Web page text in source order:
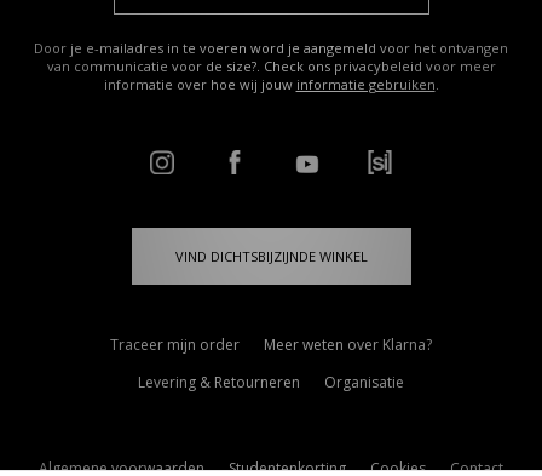
Door je e-mailadres in te voeren word je aangemeld voor het ontvangen
van communicatie voor de size?. Check ons privacybeleid voor meer
informatie over hoe wij jouw informatie gebruiken.
VIND DICHTSBIJZIJNDE WINKEL
Traceer mijn order
Meer weten over Klarna?
Levering & Retourneren
Organisatie
Algemene voorwaarden Studentenkorting Cookies Contact